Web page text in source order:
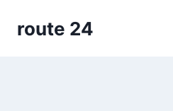
sisältöön
route 24